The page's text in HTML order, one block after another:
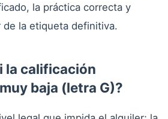
la práctica correcta y
la etiqueta definitiva.
la calificación
baja (letra G)?